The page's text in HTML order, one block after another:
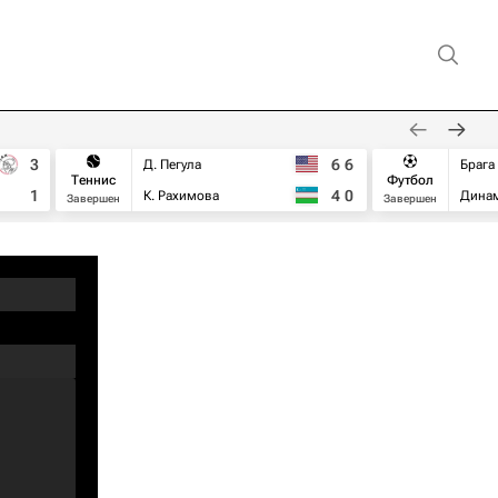
3
1
Теннис
Завершен
Д. Пегула
К. Рахимова
6 6
4 0
Футбол
Завершен
Брага